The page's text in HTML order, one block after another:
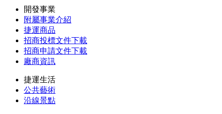
開發事業
附屬事業介紹
捷運商品
招商投標文件下載
招商申請文件下載
廠商資訊
捷運生活
公共藝術
沿線景點